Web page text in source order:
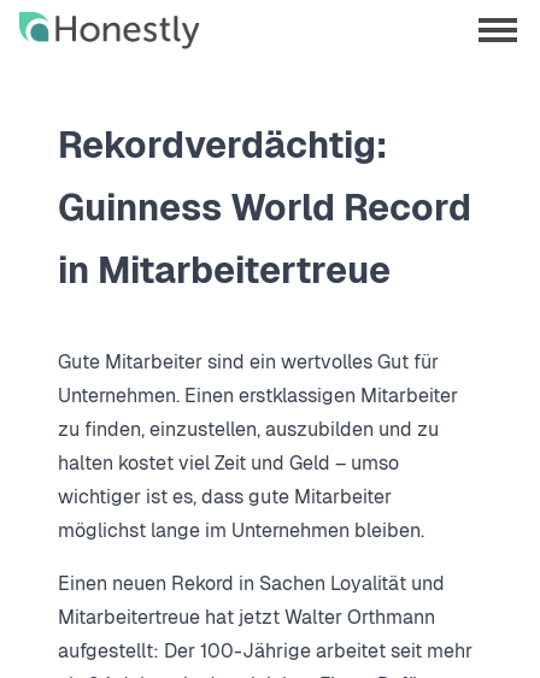
Skip
Skip
menu
Rekordverdächtig:
Guinness World Record
in Mitarbeitertreue
Gute Mitarbeiter sind ein wertvolles Gut für
Unternehmen. Einen erstklassigen Mitarbeiter
zu finden, einzustellen, auszubilden und zu
halten kostet viel Zeit und Geld – umso
wichtiger ist es, dass gute Mitarbeiter
möglichst lange im Unternehmen bleiben.
Einen neuen Rekord in Sachen Loyalität und
Mitarbeitertreue hat jetzt Walter Orthmann
aufgestellt: Der 100-Jährige arbeitet seit mehr